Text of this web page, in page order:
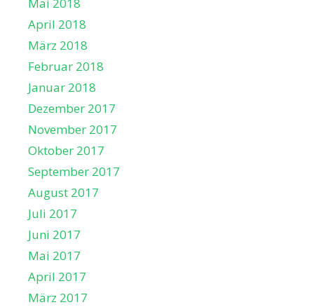
Mai 2018
April 2018
März 2018
Februar 2018
Januar 2018
Dezember 2017
November 2017
Oktober 2017
September 2017
August 2017
Juli 2017
Juni 2017
Mai 2017
April 2017
März 2017